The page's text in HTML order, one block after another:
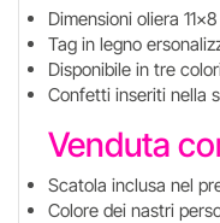
Dimensioni oliera
Tag in legno
Disponibile in tre
Confetti inseriti nella
Venduta
Scatola inclusa nel
Colore dei nastri